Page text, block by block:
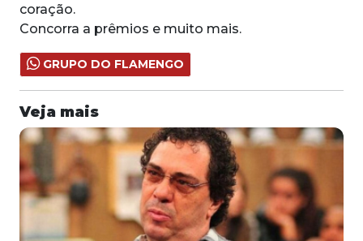
coração.
Concorra a prêmios e muito mais.
GRUPO DO FLAMENGO
Veja mais